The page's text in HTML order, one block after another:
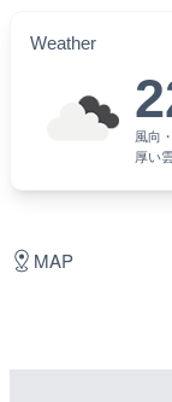
Weather
風向
厚い
MAP